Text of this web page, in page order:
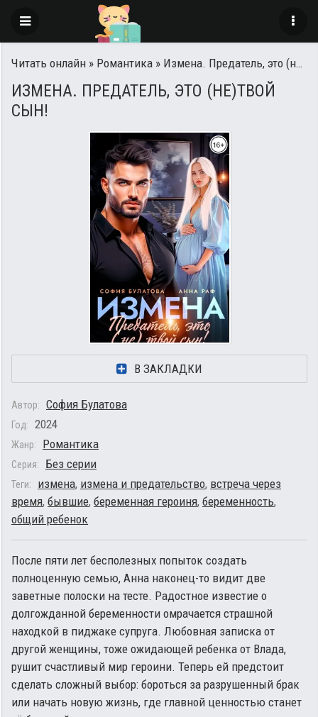
Читать онлайн » Романтика » Измена. Предатель, это (не)твой сын!
ИЗМЕНА. ПРЕДАТЕЛЬ, ЭТО (НЕ)ТВОЙ
СЫН!
В ЗАКЛАДКИ
Автор: София Булатова
Год: 2024
Жанр: Романтика
Серия: Без серии
Теги: измена, измена и предательство, встреча через
время, бывшие, беременная героиня, беременность,
общий ребенок
После пяти лет бесполезных попыток создать
полноценную семью, Анна наконец-то видит две
заветные полоски на тесте. Радостное известие о
долгожданной беременности омрачается страшной
находкой в пиджаке супруга. Любовная записка от
другой женщины, тоже ожидающей ребенка от Влада,
рушит счастливый мир героини. Теперь ей предстоит
сделать сложный выбор: бороться за разрушенный брак
или начать новую жизнь, где главной ценностью станет